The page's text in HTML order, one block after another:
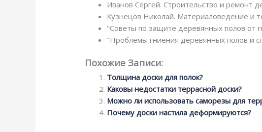
Иванов Сергей. Строительство и ремонт
Кузнецов Николай. Материаловедение и
"Советы по защите деревянных полов от
"Проблемы гниения деревянных полов и
Похожие Записи:
Толщина доски для полок?
Каковы недостатки террасной доски?
Можно ли использовать саморезы для
Почему доски настила деформируются?